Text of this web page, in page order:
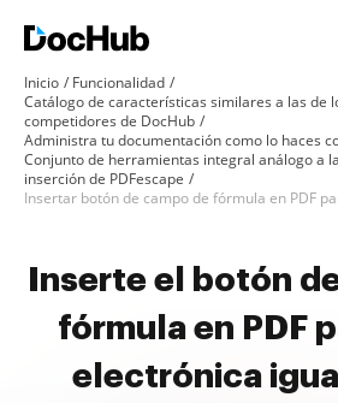
Inicio
Funcionalidad
Catálogo de características similares a las de
competidores de DocHub
Administra tu documentación como lo haces
Conjunto de herramientas integral análogo a
inserción de PDFescape
Inserte el botón
fórmula en PDF
electrónica